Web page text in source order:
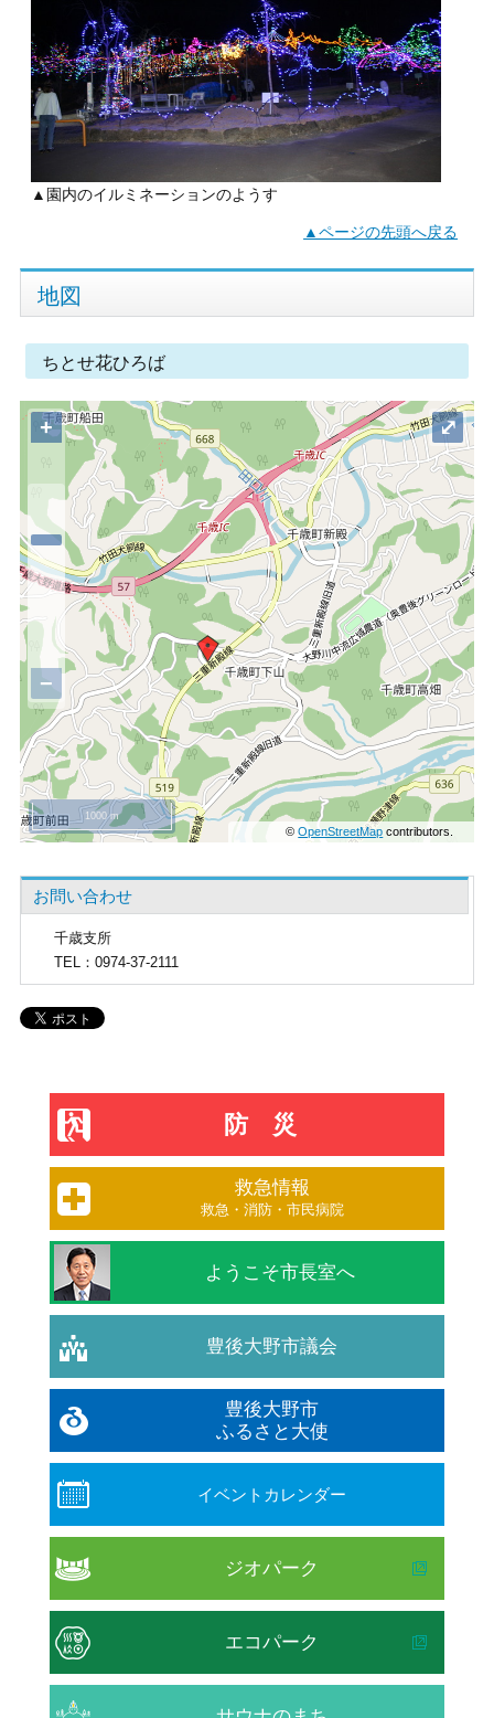
▲園内のイルミネーションのようす
▲ページの先頭へ戻る
地図
ちとせ花ひろば
+
−
©OpenStreetMap contributors.
1000 m
⤢
お問い合わせ
千歳支所
TEL：0974-37-2111
防災
救急情報
救急・消防・市民病院
ようこそ市長室へ
豊後大野市議会
豊後大野市
ふるさと大使
イベントカレンダー
ジオパーク
エコパーク